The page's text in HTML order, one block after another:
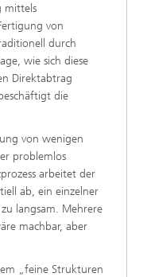
mittels
von
durch
wie sich diese
Direktabtrag
die
von wenigen
problemlos
arbeitet der
ab, ein einzelner
langsam. Mehrere
machbar, aber
„feine Strukturen